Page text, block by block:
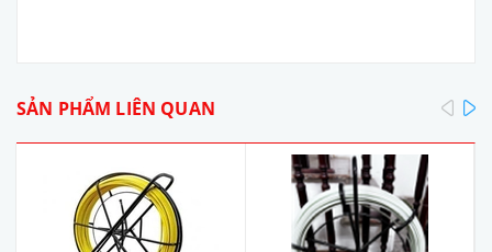
SẢN PHẨM LIÊN QUAN